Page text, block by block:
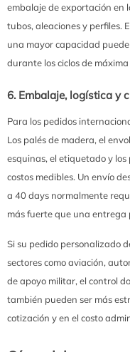
embalaje de exportación en
tubos, aleaciones y perfiles.
una mayor capacidad
durante los ciclos de
6. Embalaje, logística y
Para los pedidos
Los palés de madera, el
esquinas, el etiquetado y
costos medibles. Un envío
a 40 days normalmente
más fuerte que una entrega
Si su pedido personalizado
sectores como aviación,
de apoyo militar, el control
también pueden ser más
cotización y en el costo